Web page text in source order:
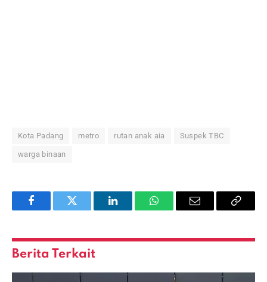
Kota Padang metro rutan anak aia Suspek TBC
warga binaan
FacebookTwitter LinkedInWhatsAppEmail
Copy
Berita Terkait